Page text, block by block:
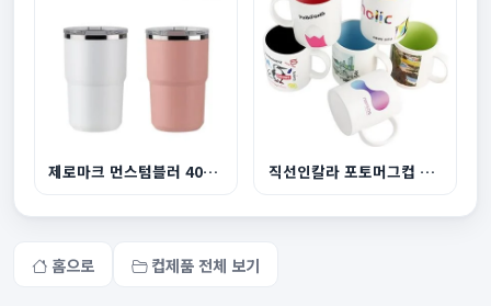
제로마크 먼스텀블러 400ml 직선인칼라 포토머그컵 390ml
홈으로 컵제품 전체 보기